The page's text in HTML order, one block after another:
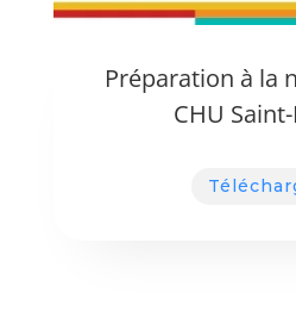
Préparation à la
CHU